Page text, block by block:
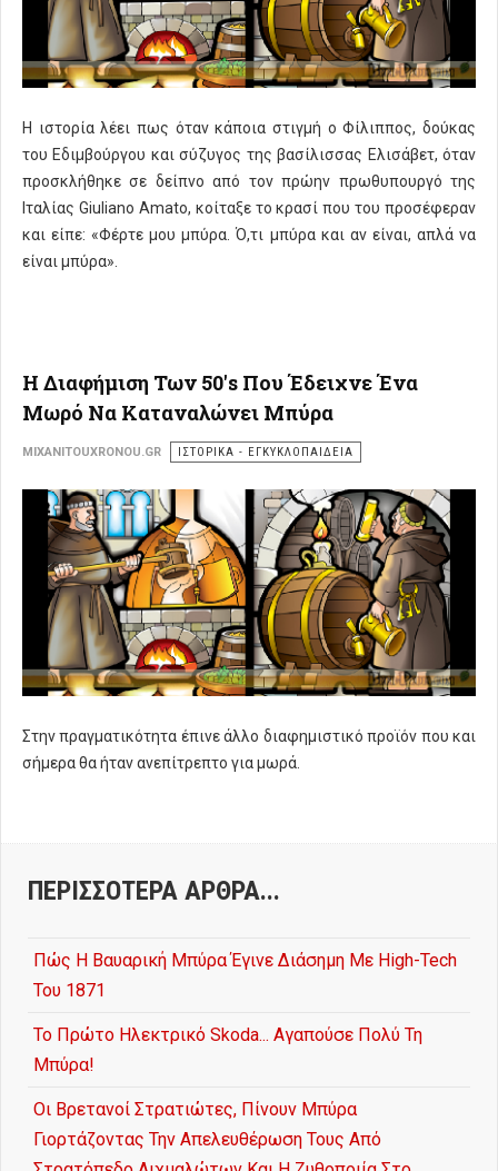
Η ιστορία λέει πως όταν κάποια στιγμή ο Φίλιππος, δούκας
του Εδιμβούργου και σύζυγος της βασίλισσας Ελισάβετ, όταν
προσκλήθηκε σε δείπνο από τον πρώην πρωθυπουργό της
Ιταλίας Giuliano Amato, κοίταξε το κρασί που του προσέφεραν
και είπε: «Φέρτε μου μπύρα. Ό,τι μπύρα και αν είναι, απλά να
είναι μπύρα».
Η Διαφήμιση Των 50's Που Έδειχνε Ένα
Μωρό Να Καταναλώνει Μπύρα
MIXANITOUXRONOU.GR ΙΣΤΟΡΙΚΑ - ΕΓΚΥΚΛΟΠΑΙΔΕΙΑ
Στην πραγματικότητα έπινε άλλο διαφημιστικό προϊόν που και
σήμερα θα ήταν ανεπίτρεπτο για μωρά.
ΠΕΡΙΣΣΌΤΕΡΑ ΆΡΘΡΑ...
Πώς Η Βαυαρική Μπύρα Έγινε Διάσημη Με High-Tech
Του 1871
Το Πρώτο Ηλεκτρικό Skoda... Αγαπούσε Πολύ Τη
Μπύρα!
Οι Βρετανοί Στρατιώτες, Πίνουν Μπύρα
Γιορτάζοντας Την Απελευθέρωση Τους Από